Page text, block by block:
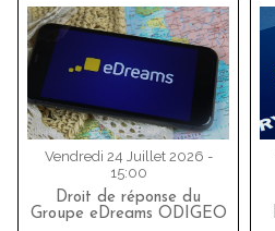
Vendredi 24 Juillet 2026 -
15:00
Droit de réponse du
Groupe eDreams ODIGEO